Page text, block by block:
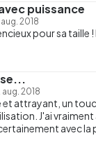
puissance
aug. 2018
pour sa taille
aug. 2018
et attrayant, un
J'ai
avec la